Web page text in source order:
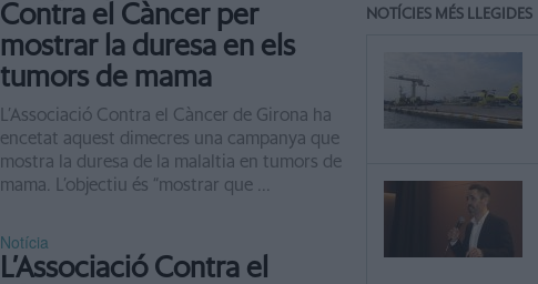
Contra el Càncer per
mostrar la duresa en els
tumors de mama
L’Associació Contra el Càncer de Girona ha
encetat aquest dimecres una campanya que
mostra la duresa de la malaltia en tumors de
mama. L’objectiu és “mostrar que ...
Notícia
L’Associació Contra el
NOTÍCIES MÉS LLEGIDES